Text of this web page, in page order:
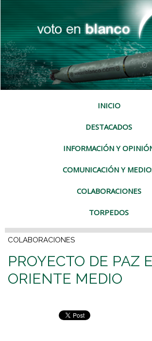
INICIO
DESTACADOS
INFORMACIÓN Y
COMUNICACIÓN Y
COLABORACIONES
TORPEDOS
COLABORACIONES
PROYECTO DE PAZ
ORIENTE MEDIO